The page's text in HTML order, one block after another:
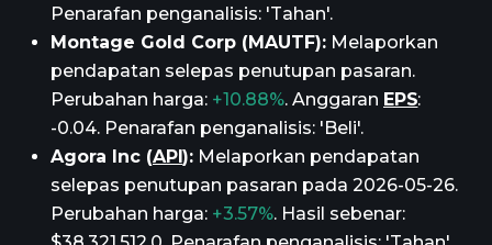
Penarafan penganalisis: 'Tahan'.
Montage Gold Corp (MAUTF): Melaporkan
pendapatan selepas penutupan pasaran.
Perubahan harga: +10.88%. Anggaran EPS:
-0.04. Penarafan penganalisis: 'Beli'.
Agora Inc (API): Melaporkan pendapatan
selepas penutupan pasaran pada 2026-05-26.
Perubahan harga: +3.57%. Hasil sebenar: